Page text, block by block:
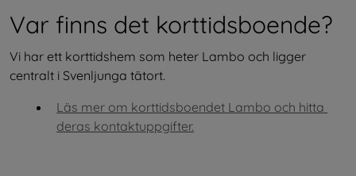
Var finns det korttidsboende?
Vi har ett korttidshem som heter Lambo och ligger
centralt i Svenljunga tätort.
Läs mer om korttidsboendet Lambo och hitta
deras kontaktuppgifter.